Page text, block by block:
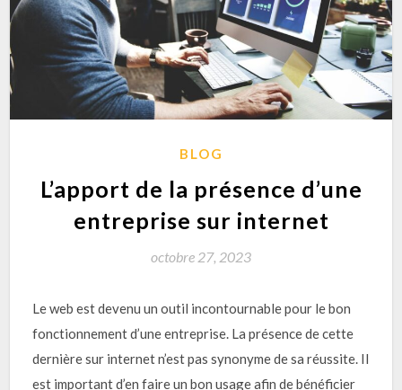
BLOG
L’apport de la présence d’une
entreprise sur internet
octobre 27, 2023
Le web est devenu un outil incontournable pour le bon
fonctionnement d’une entreprise. La présence de cette
dernière sur internet n’est pas synonyme de sa réussite. Il
est important d’en faire un bon usage afin de bénéficier